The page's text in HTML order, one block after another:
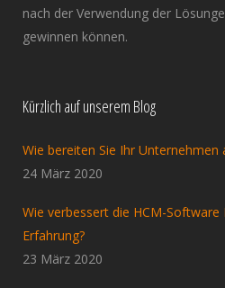
nach der Verwendung der
gewinnen können.
Kürzlich auf unserem Blog
Wie bereiten Sie Ihr
24 März 2020
Wie verbessert die HCM-
Erfahrung?
23 März 2020